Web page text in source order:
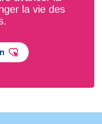
la vie des